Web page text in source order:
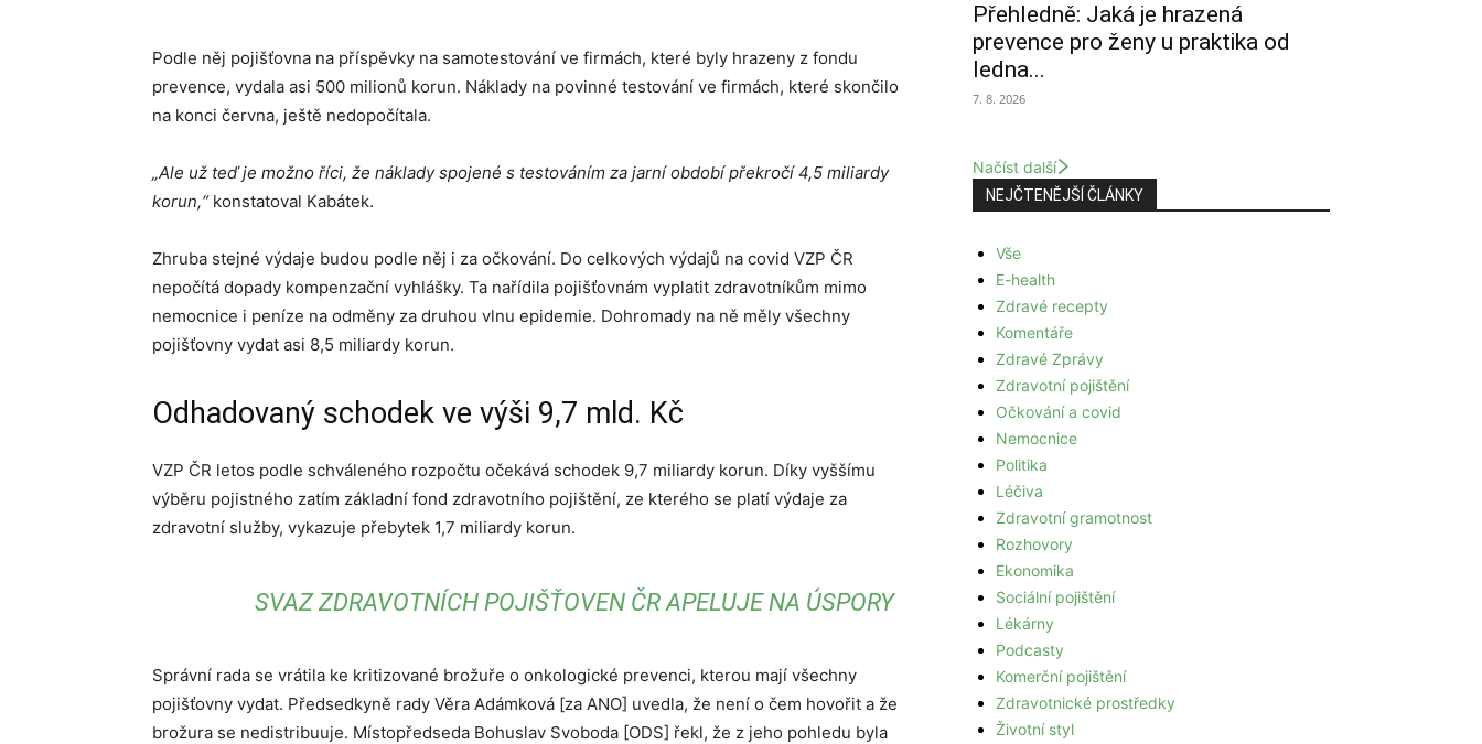
Podle něj pojišťovna na příspěvky na samotestování ve firmách, které byly hrazeny z fondu
prevence, vydala asi 500 milionů korun. Náklady na povinné testování ve firmách, které skončilo
na konci června, ještě nedopočítala.
„Ale už teď je možno říci, že náklady spojené s testováním za jarní období překročí 4,5 miliardy
korun,“konstatoval Kabátek.
Zhruba stejné výdaje budou podle něj i za očkování. Do celkových výdajů na covid VZP ČR
nepočítá dopady kompenzační vyhlášky. Ta nařídila pojišťovnám vyplatit zdravotníkům mimo
nemocnice i peníze na odměny za druhou vlnu epidemie. Dohromady na ně měly všechny
pojišťovny vydat asi 8,5 miliardy korun.
Odhadovaný schodek ve výši 9,7 mld. Kč
VZP ČR letos podle schváleného rozpočtu očekává schodek 9,7 miliardy korun. Díky vyššímu
výběru pojistného zatím základní fond zdravotního pojištění, ze kterého se platí výdaje za
zdravotní služby, vykazuje přebytek 1,7 miliardy korun.
SVAZ ZDRAVOTNÍCH POJIŠŤOVEN ČR APELUJE NA ÚSPORY
Správní rada se vrátila ke kritizované brožuře o onkologické prevenci, kterou mají všechny
pojišťovny vydat. Předsedkyně rady Věra Adámková [za ANO] uvedla, že není o čem hovořit a že
brožura se nedistribuuje. Místopředseda Bohuslav Svoboda [ODS] řekl, že z jeho pohledu byla
Přehledně: Jaká je hrazená
prevence pro ženy u praktika od
ledna...
7. 8. 2026
Načíst další
NEJČTENĚJŠÍ ČLÁNKY
Vše
E-health
Zdravé recepty
Komentáře
Zdravé Zprávy
Zdravotní pojištění
Očkování a covid
Nemocnice
Politika
Léčiva
Zdravotní gramotnost
Rozhovory
Ekonomika
Sociální pojištění
Lékárny
Podcasty
Komerční pojištění
Zdravotnické prostředky
Životní styl